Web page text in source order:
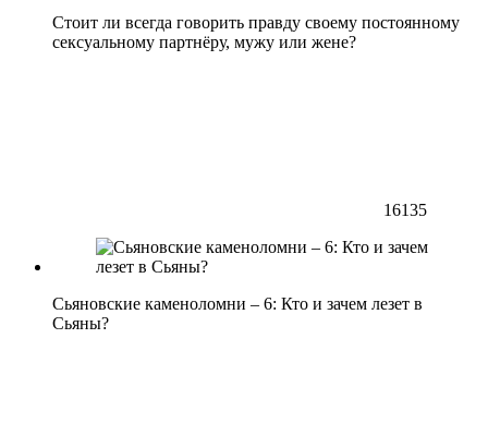
Стоит ли всегда говорить правду своему постоянному
сексуальному партнёру, мужу или жене?
16135
Сьяновские каменоломни – 6: Кто и зачем лезет в
Сьяны?